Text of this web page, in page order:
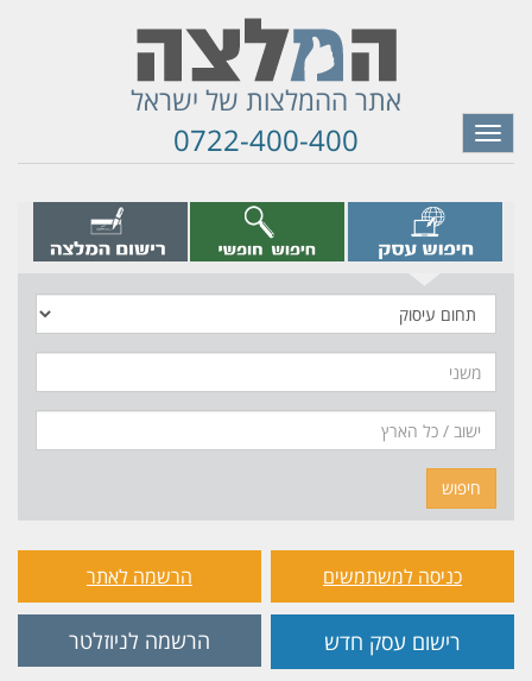
אתר ההמלצות של ישראל
0722-400-400
Toggle
navigation
עיסוק
חיפוש
כניסה למשתמשים הרשמה לאתר
רישום עסק חדש הרשמה לניוזלטר